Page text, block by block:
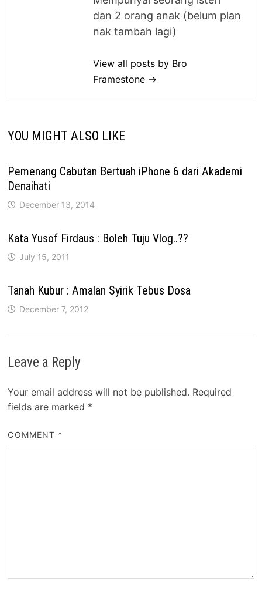
dan 2 orang anak (belum plan
nak tambah lagi)
View all posts by Bro
Framestone →
YOU MIGHT ALSO LIKE
Pemenang Cabutan Bertuah iPhone 6 dari Akademi
Denaihati
December 13, 2014
Kata Yusof Firdaus : Boleh Tuju Vlog..??
July 15, 2011
Tanah Kubur : Amalan Syirik Tebus Dosa
December 7, 2012
Leave a Reply
Your email address will not be published. Required
fields are marked *
COMMENT *